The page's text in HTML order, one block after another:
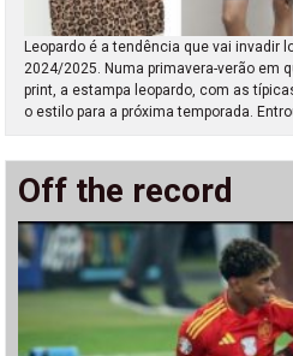
Leopardo é a tendência que vai invadir
2024/2025. Numa primavera-verão em
print, a estampa leopardo, com as
o estilo para a próxima temporada.
Off the record